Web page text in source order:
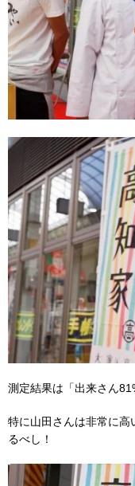
測定結果は「出来さん
特に山田さんは非常に
るべし！